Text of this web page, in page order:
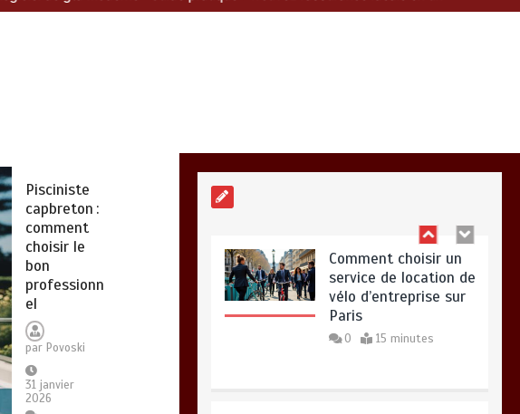
Pisciniste
capbreton :
comment
choisir le
bon
professionn
el
parPovoski
31 janvier
2026
grâce au
comparateur
Comment choisir un
service de location de
vélo d’entreprise sur
Paris
0 15 minutes